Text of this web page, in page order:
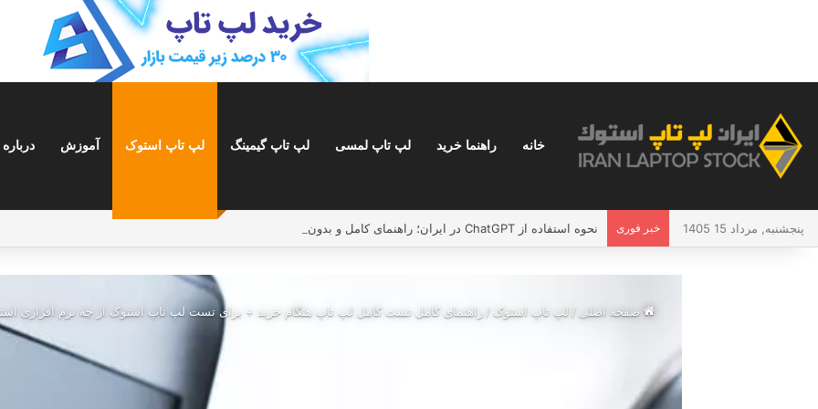
خانه راهنما خرید لپ تاپ لمسی لپ تاپ گیمینگ لپ تاپ استوک آموزش درباره
پنجشنبه, مرداد 15 1405 خبر فوری نحوه استفاده از ChatGPT در ایران؛ راهنمای کامل و بدون دردسر
صفحه اصلی / لپ تاپ استوک / راهنمای کامل تست کامل لپ تاپ هنگام خرید + برای تست لپ تاپ استوک از چه نرم افزاری